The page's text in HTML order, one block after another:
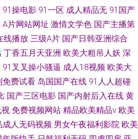
91操电影 91一区 成人精品无 91国产
A片网站网址 激情文学色 国产主播第
线播放 三级A片 国产日韩亚洲综合
丁香五月天亚洲 欧美大粗吊人妖 深
91叉叉操小骚逼 成人18视频 欧美大
免费试看 岛国国产在线 91人人超碰
国产三区电影 国产内射后入在线 黄
免费视频网站 精品欧美精品v 欧美
成人无码视频 男女午夜福利影院 欧美